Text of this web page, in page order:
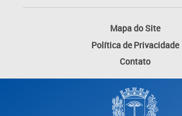
Mapa do Site
Política de Privacidade
Contato